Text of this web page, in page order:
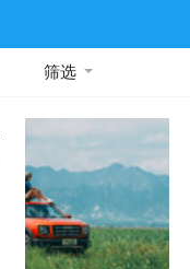
筛选